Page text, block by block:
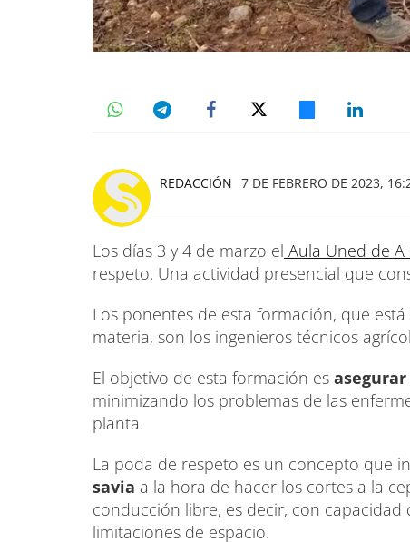
REDACCIÓN 7 DE FEBRERO DE 2023,
Los días 3 y 4 de marzo el Aula Uned de A
respeto. Una actividad presencial que
Los ponentes de esta formación, que
materia, son los ingenieros técnicos
El objetivo de esta formación es
minimizando los problemas de las
planta.
La ​poda de respeto​ es un concepto que
savia a la hora de hacer los cortes a la
conducción libre, es decir, con
limitaciones de espacio.